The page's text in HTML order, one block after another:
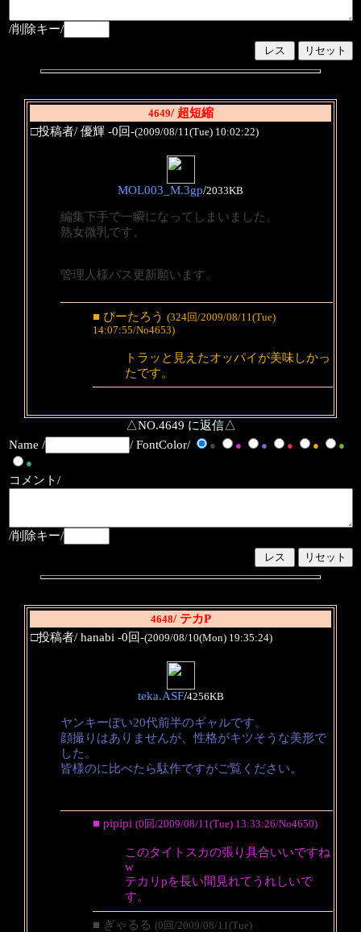
/削除キー/
4649/ 超短縮
□投稿者/ 優輝 -0回-(2009/08/11(Tue) 10:02:22)
MOL003_M.3gp/2033KB
編集下手で一瞬になってしまいました。
熟女微乳です。
管理人様パス更新願います。
■ ぴーたろう (324回/2009/08/11(Tue)
14:07:55/No4653)
トラッと見えたオッパイが美味しかっ
たです。
△NO.4649 に返信△
Name /
/ FontColor/ ● ● ● ● ●
●
●
コメント/
/削除キー/
4648/ テカP
□投稿者/ hanabi -0回-(2009/08/10(Mon) 19:35:24)
teka.ASF/4256KB
ヤンキーぽい20代前半のギャルです。
顔撮りはありませんが、性格がキツそうな美形で
した。
皆様のに比べたら駄作ですがご覧ください。
■ pipipi (0回/2009/08/11(Tue) 13:33:26/No4650)
このタイトスカの張り具合いいですね
w
テカリpを長い間見れてうれしいで
す。
■ ぎゃるる (0回/2009/08/11(Tue)